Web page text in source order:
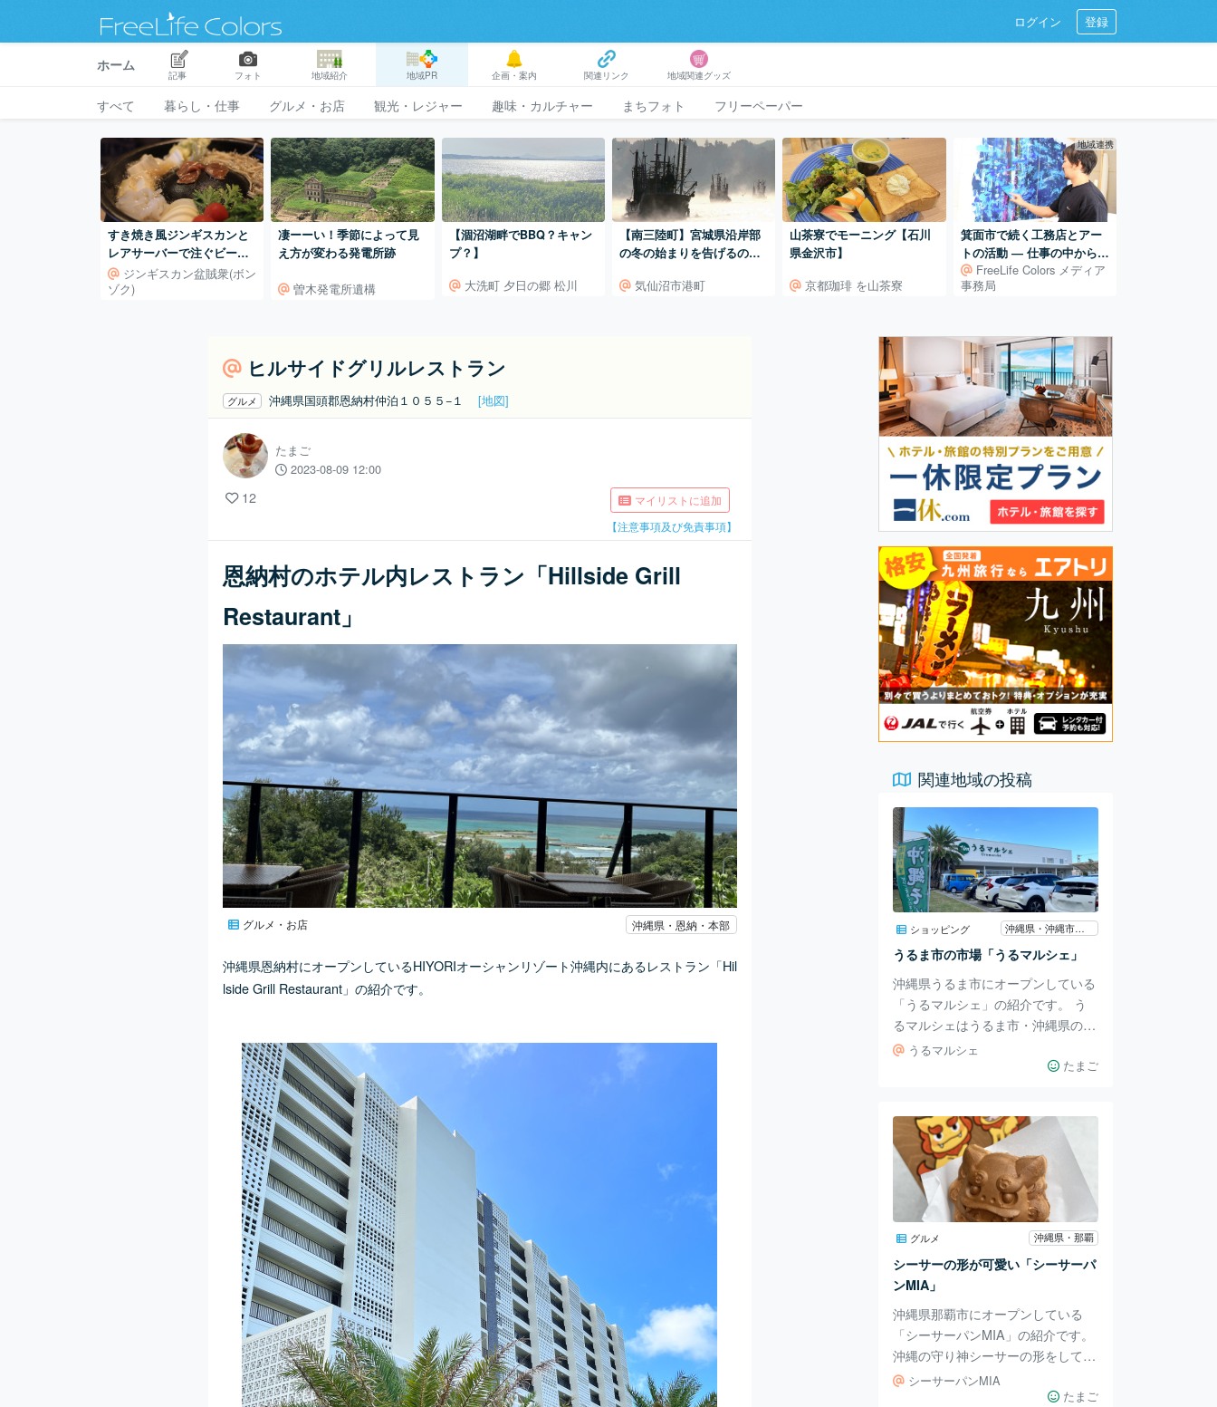
ログイン 登録
ホーム
記事 フォト 地域紹介 地域PR 企画・案内 関連リンク 地域関連グッズ
すべて 暮らし・仕事 グルメ・お店 観光・レジャー 趣味・カルチャー まちフォト フリーペーパー
すき焼き風ジンギスカンと
レアサーバーで注ぐビール
が共に絶品！「盆賊
衆」」。
ジンギスカン盆賊衆(ボン
ゾク)
凄ーーい！季節によって見
え方が変わる発電所跡
曽木発電所遺構
【涸沼湖畔でBBQ？キャン
プ？】
大洗町 夕日の郷 松川
【南三陸町】宮城県沿岸部
の冬の始まりを告げるのは
の「メカジキ」
気仙沼市港町
山茶寮でモーニング【石川
県金沢市】
京都珈琲 を山茶寮
地域連携
箕面市で続く工務店とアー
トの活動 ― 仕事の中から広
がるアート制作
FreeLife Colors メディア
事務局
ヒルサイドグリルレストラン
グルメ 沖縄県国頭郡恩納村仲泊１０５５−１ [地図]
たまご
2023-08-09 12:00
12
マイリストに追加
【注意事項及び免責事項】
恩納村のホテル内レストラン「Hillside Grill
Restaurant」
グルメ・お店 沖縄県・恩納・本部
沖縄県恩納村にオープンしているHIYORIオーシャンリゾート沖縄内にあるレストラン「Hil
lside Grill Restaurant」の紹介です。
関連地域の投稿
ショッピング 沖縄県・沖縄市・うるま
うるま市の市場「うるマルシェ」
沖縄県うるま市にオープンしている
「うるマルシェ」の紹介です。 う
るマルシェはうるま市・沖縄県の農
水産品直売所・レストランやフード
コートが揃っている市場です！ 駐
こちらです。 大きな店内では沖縄
の野菜・果物・魚・お肉・惣菜・軽
食・加工品などがずらりと並んでい
ます！ お魚やお肉は鮮度抜群でど
れもおいしそうなものばかりでし
た！ （店内は写真撮影不可のため
実際に訪れてみてほしいです） う
るマルシェはフードコートコーナー
が豊富なのも魅力です。
うるマルシェ
たまご
グルメ 沖縄県・那覇
シーサーの形が可愛い「シーサーパ
ンMIA」
沖縄県那覇市にオープンしている
「シーサーパンMIA」の紹介です。
沖縄の守り神シーサーの形をしてい
るパンが食べられるお店です！ 国
際通りから少し外れた場所に進むと
シーサーパンMIA
たまご